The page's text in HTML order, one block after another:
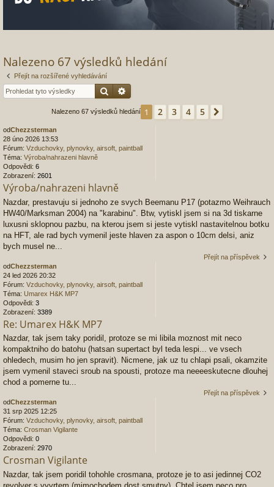
Nalezeno 67 výsledků hledání
Přejít na rozšířené vyhledávání
Hledat
Nalezeno 67 výsledků hledání 1 2 3 4 5
odChezzsterman
28 úno 2026 13:53
Fórum: Vzduchovky, plynovky, airsoft, paintball
Téma: Výroba/nahrazeni hlavně
Odpovědi: 6
Zobrazení: 2601
Výroba/nahrazeni hlavně
Nazdar, prestavuju si jednoho ze svych Beemanu P17 (potazmo Weihrauch
HW40/Marksman 2004) na "karabinu". Btw, vytiskl jsem si na 3d tiskarne
luxusni sklopnou pazbu, na kterou jsem si jeste vytiskl nastavitelnou botku
na HFT, ale rad bych vymenil jeste hlaven za aspon o 10cm delsi, aniz
bych musel ne...
Přejít na příspěvek
odChezzsterman
24 led 2026 20:32
Fórum: Vzduchovky, plynovky, airsoft, paintball
Téma: Umarex H&K MP7
Odpovědi: 3
Zobrazení: 3389
Re: Umarex H&K MP7
Nazdar, tak jsem taky poridil, protoze se mi libila moznost mit neco
kompaktniho do batohu (hatsan supertact byl teda lespi... ve vsech
ohledech, musim ho jen spravit). Nicmene, jak uz tu chlapi psali, okamzite
jsem vymenil staveci sroub na spousti, protoze ma neeeeskutecne dlouhej
chod a pomerne tu...
Přejít na příspěvek
odChezzsterman
31 srp 2025 12:25
Fórum: Vzduchovky, plynovky, airsoft, paintball
Téma: Crosman Vigilante
Odpovědi: 0
Zobrazení: 2970
Crosman Vigilante
Nazdar, tak jsem poridil tohohle crosmana, protoze je to asi jedinnej CO2